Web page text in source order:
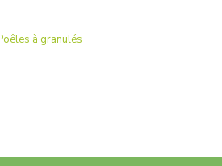
à granulés